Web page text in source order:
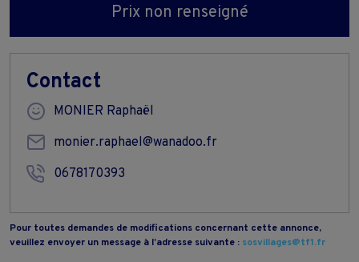
Prix non renseigné
Contact
MONIER Raphaël
monier.raphael@wanadoo.fr
0678170393
Pour toutes demandes de modifications concernant cette annonce,
veuillez envoyer un message à l’adresse suivante : sosvillages@tf1.fr